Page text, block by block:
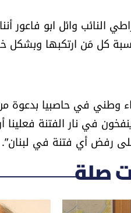
النائب وائل ابو فاعور
كل مَن ارتكبها وبشكل
وطني في حاصبيا بدعوة
في نار الفتنة
رفض أي فتنة في لبنان”.
صلة